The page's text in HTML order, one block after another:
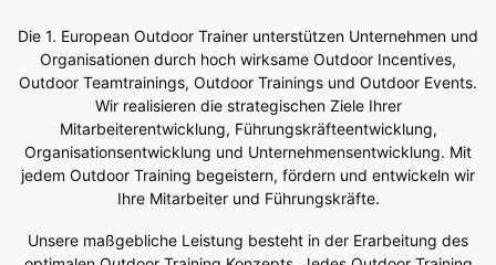
Die 1. European Outdoor Trainer unterstützen Unternehmen und
Organisationen durch hoch wirksame Outdoor Incentives,
Outdoor Teamtrainings, Outdoor Trainings und Outdoor Events.
Wir realisieren die strategischen Ziele Ihrer
Mitarbeiterentwicklung, Führungskräfteentwicklung,
Organisationsentwicklung und Unternehmensentwicklung. Mit
jedem Outdoor Training begeistern, fördern und entwickeln wir
Ihre Mitarbeiter und Führungskräfte.
Unsere maßgebliche Leistung besteht in der Erarbeitung des